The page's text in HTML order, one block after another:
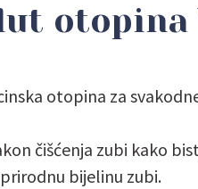
otopina
otopina za
čišćenja zubi kako
bijelinu zubi.